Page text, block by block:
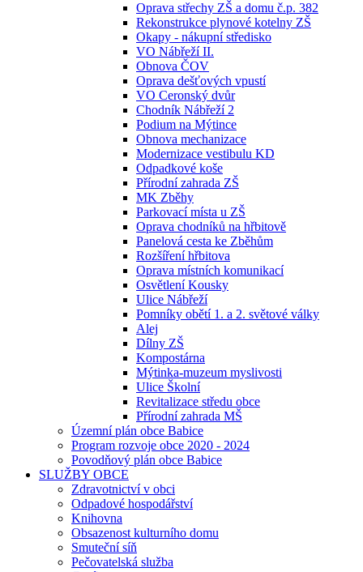
Oprava střechy ZŠ a domu č.p. 382
Rekonstrukce plynové kotelny ZŠ
Okapy - nákupní středisko
VO Nábřeží II.
Obnova ČOV
Oprava dešťových vpustí
VO Ceronský dvůr
Chodník Nábřeží 2
Podium na Mýtince
Obnova mechanizace
Modernizace vestibulu KD
Odpadkové koše
Přírodní zahrada ZŠ
MK Zběhy
Parkovací místa u ZŠ
Oprava chodníků na hřbitově
Panelová cesta ke Zběhům
Rozšíření hřbitova
Oprava místních komunikací
Osvětlení Kousky
Ulice Nábřeží
Pomníky obětí 1. a 2. světové války
Alej
Dílny ZŠ
Kompostárna
Mýtinka-muzeum myslivosti
Ulice Školní
Revitalizace středu obce
Přírodní zahrada MŠ
Územní plán obce Babice
Program rozvoje obce 2020 - 2024
Povodňový plán obce Babice
SLUŽBY OBCE
Zdravotnictví v obci
Odpadové hospodářství
Knihovna
Obsazenost kulturního domu
Smuteční síň
Pečovatelská služba